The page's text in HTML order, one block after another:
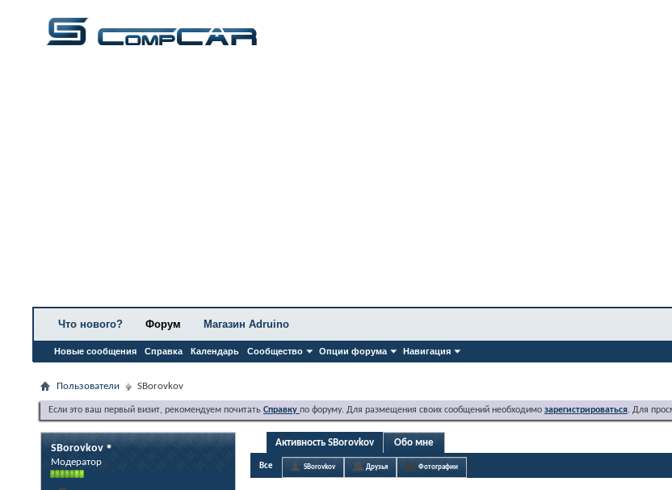
Что нового? Форум
Новые сообщения Справка Календарь Сообщество Опции форума Навигация
Магазин Adruino
Пользователи SBorovkov
Если это ваш первый визит, рекомендуем почитать Справку по форуму. Для размещения своих сообщений необходимо зарегистрироваться. Для
SBorovkov
Модератор
Активность SBorovkov Обо мне
Все SBorovkov Друзья Фотографии